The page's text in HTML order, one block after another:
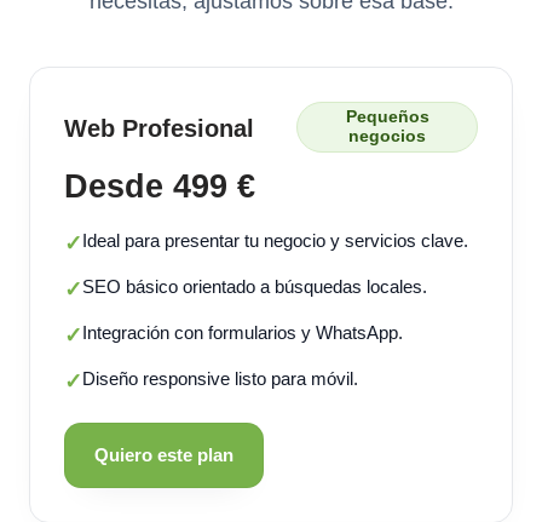
Web Profesional
Pequeños
negocios
Desde 499 €
✓Ideal para presentar tu negocio y servicios clave.
✓SEO básico orientado a búsquedas locales.
✓Integración con formularios y WhatsApp.
✓Diseño responsive listo para móvil.
Quiero este plan